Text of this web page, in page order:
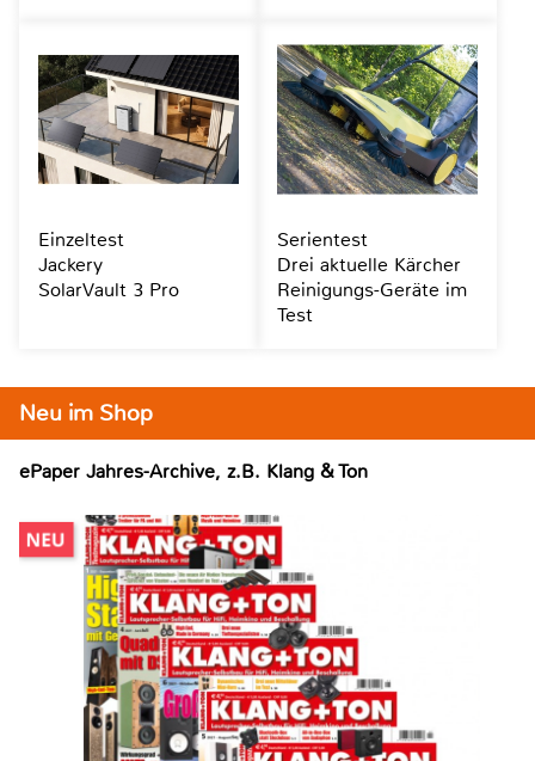
Neu im Shop
ePaper Jahres-Archive, z.B. Klang & Ton
Einzeltest
Jackery
SolarVault 3 Pro
Serientest
Drei aktuelle Kärcher
Reinigungs-Geräte im
Test